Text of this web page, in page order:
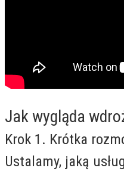
Jak wygląda
Krok 1. Krótka
Ustalamy, jaką